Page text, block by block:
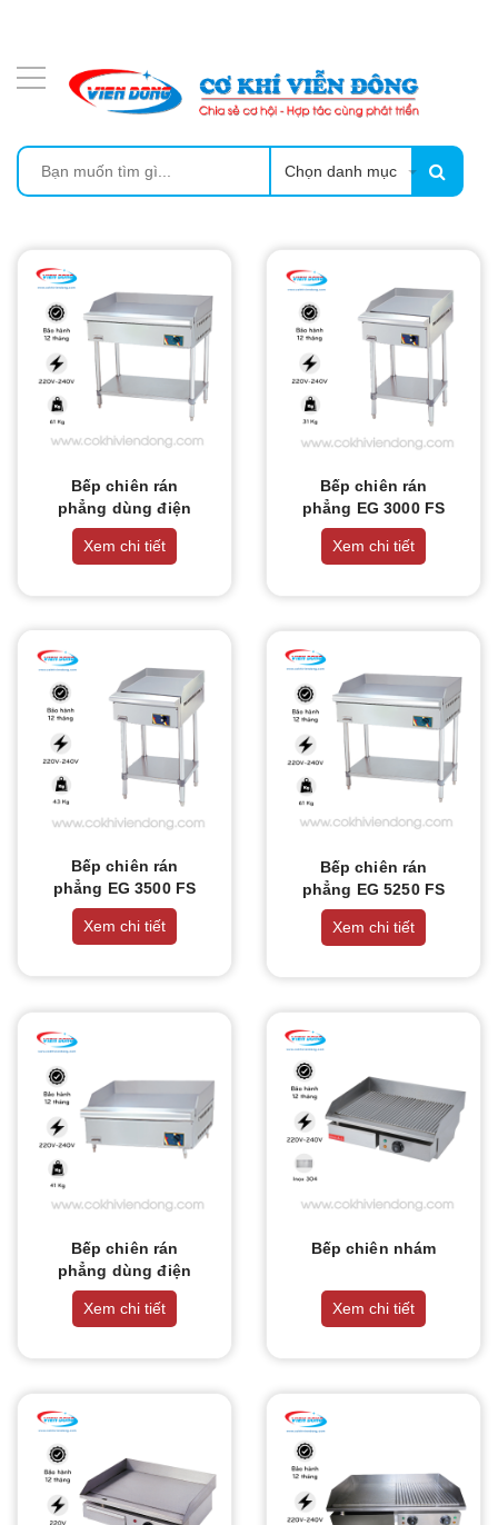
Chọn danh mục
Bếp chiên rán
phẳng dùng điện
EG 5250
Xem chi tiết
Bếp chiên rán
phẳng EG 3000 FS
Xem chi tiết
Bếp chiên rán
phẳng EG 3500 FS
Xem chi tiết
Bếp chiên rán
phẳng EG 5250 FS
Xem chi tiết
Bếp chiên rán
phẳng dùng điện
EG 3500
Xem chi tiết
Bếp chiên nhám
Xem chi tiết
MÁY SẤY THỰC PHẨM CÔNG NGHIỆP
MÁY RỬA BÁT SIÊU ÂM
LÒ SẤY
CẨM NANG
THIẾT BỊ NHÀ BẾP
THIẾT BỊ NHÀ BẾP CAO CẤP
MÁY CHẾ BIẾN THỰC PHẨM
THIẾT BỊ LÀM ĐỒ ĂN NHANH
THIẾT BỊ LÀM BÁNH
MÁY ĐÓNG GÓI THỰC PHẨM
THIẾT BỊ LẠNH
THIẾT BỊ BẾP CÔNG NGHIỆP